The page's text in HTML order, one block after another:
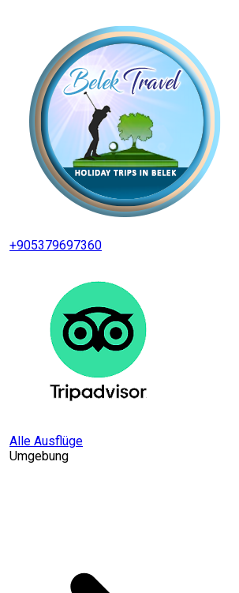
+905379697360
Alle Ausflüge
Umgebung